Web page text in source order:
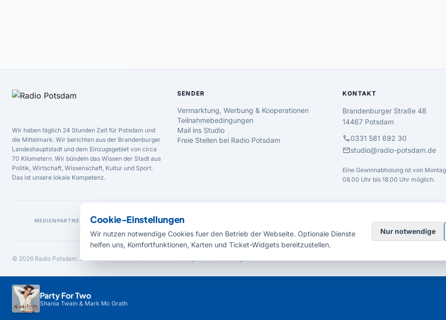
Party For Two
Shania Twain & Mark Mc Grath
Wir haben täglich 24 Stunden Zeit für Potsdam und
die Mittelmark. Wir berichten aus der Brandenburger
Landeshauptstadt und dem Einzugsgebiet von circa
70 Kilometern. Wir bündeln das Wissen der Stadt aus
Politik, Wirtschaft, Wissenschaft, Kultur und Sport.
Das ist unsere lokale Kompetenz.
SENDER
Vermarktung, Werbung & Kooperationen
Teilnahmebedingungen
Mail ins Studio
Freie Stellen bei Radio Potsdam
KONTAKT
Brandenburger Straße 48
14467 Potsdam
call0331 581 692 30
mailstudio@radio-potsdam.de
Eine Gewinnabholung ist von
08.00 Uhr bis 18.00 Uhr möglich.
MEDIENPARTNER
© 2026 Radio Potsdam. Webseite entwickelt durch dieMedienagentur Babelsberg
Cookie-Einstellungen
Wir nutzen notwendige Cookies fuer den Betrieb der Webseite. Optionale Dienste
helfen uns, Komfortfunktionen, Karten und Ticket-Widgets bereitzustellen.
Nur notwendige